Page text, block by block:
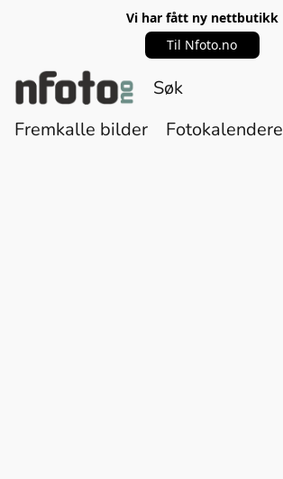
Vi har fått ny nettbutikk
Til Nfoto.no
Fremkalle bilder Fotokalendere